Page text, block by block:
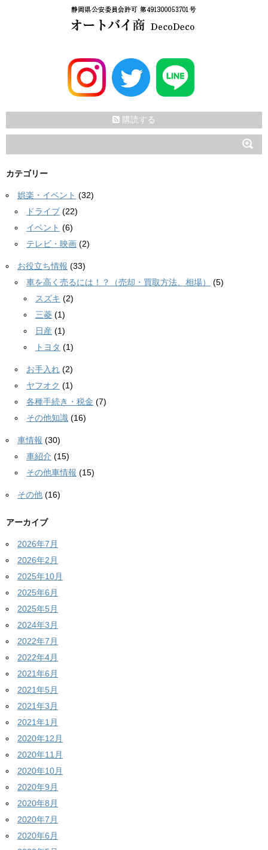
購読する
カテゴリー
娯楽・イベント (32)
ドライブ (22)
イベント (6)
テレビ・映画 (2)
お役立ち情報 (33)
車を高く売るには！？（売却・買取方法、相場）
(5)
スズキ (2)
三菱 (1)
日産 (1)
トヨタ (1)
お手入れ (2)
ヤフオク (1)
各種手続き・税金 (7)
その他知識 (16)
車情報 (30)
車紹介 (15)
その他車情報 (15)
その他 (16)
アーカイブ
2026年7月
2026年2月
2025年10月
2025年6月
2025年5月
2024年3月
2022年7月
2022年4月
2021年6月
2021年5月
2021年3月
2021年1月
2020年12月
2020年11月
2020年10月
2020年9月
2020年8月
2020年7月
2020年6月